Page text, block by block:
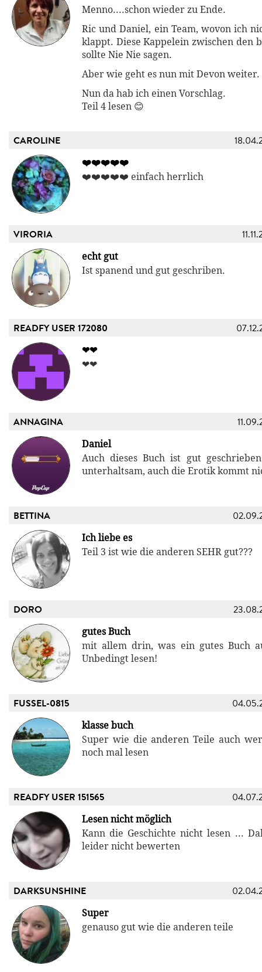
Menno....schon wieder zu Ende.
Ric und Daniel, ein Team, wovon ich
klappt. Diese Kappelein zwischen den
sollte Nie Nie sagen.
Aber wie geht es nun mit Devon weiter.
Nun da hab ich einen Vorschlag.
Teil 4 lesen 😊
CAROLINE
❤️❤️❤️❤️❤️
❤️❤️❤️❤️❤️ einfach herrlich
VIRORIA
echt gut
Ist spanend und gut geschriben.
READFY USER 172080
❤❤
❤❤
ANNAGINA
Daniel
Auch dieses Buch ist gut
unterhaltsam, auch die Erotik kommt
BETTINA
Ich liebe es
Teil 3 ist wie die anderen SEHR gut???
DORO
gutes Buch
mit allem drin, was ein gutes Buch
Unbedingt lesen!
FUSSEL-0815
klasse buch
Super wie die anderen Teile auch
noch mal lesen
READFY USER 151565
Lesen nicht möglich
Kann die Geschichte nicht lesen ...
leider nicht bewerten
DARKSUNSHINE
Super
genauso gut wie die anderen teile